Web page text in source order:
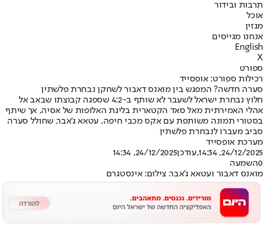
תרבות ובידור
אוכל
מגזין
אנחנו מגייסים
English
X
ספורט
רכילות ספורט: אופסייד
סערה חדשה? המפגש בין מואנס דאבור לשחקן נבחרת פלשתין
חלוץ נבחרת ישראל לשעבר לא שותף ב-4:2 שספגה קבוצתו שבאב אל
אהלי האמירתית מאל סאד הקטארית בליגת האלופות של אסיה, אך שיתף
בסטורי תמונה משותפת עם אקס מכבי חיפה, עטאא ג'אבר, שחולל סערה
סביב מעברו לנבחרת פלשתין
מערכת אופסייד
24/12/2025, 14:34
,עודכן24/12/2025, 14:34
0השמעה
מואנס דאבור ועטאא ג'אבר. צילום: אינסטגרם